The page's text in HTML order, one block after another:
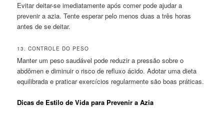
Evitar deitar-se imediatamente após comer pode ajudar a
prevenir a azia. Tente esperar pelo menos duas a três horas
antes de se deitar.
13. CONTROLE DO PESO
Manter um peso saudável pode reduzir a pressão sobre o
abdômen e diminuir o risco de refluxo ácido. Adotar uma dieta
equilibrada e praticar exercícios regularmente são boas práticas.
Dicas de Estilo de Vida para Prevenir a Azia